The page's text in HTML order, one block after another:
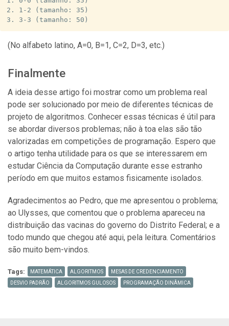
2. 1-2 (tamanho: 35)
3. 3-3 (tamanho: 50)
(No alfabeto latino, A=0, B=1, C=2, D=3, etc.)
Finalmente
A ideia desse artigo foi mostrar como um problema real
pode ser solucionado por meio de diferentes técnicas de
projeto de algoritmos. Conhecer essas técnicas é útil para
se abordar diversos problemas; não à toa elas são tão
valorizadas em competições de programação. Espero que
o artigo tenha utilidade para os que se interessarem em
estudar Ciência da Computação durante esse estranho
período em que muitos estamos fisicamente isolados.
Agradecimentos ao Pedro, que me apresentou o problema;
ao Ulysses, que comentou que o problema apareceu na
distribuição das vacinas do governo do Distrito Federal; e a
todo mundo que chegou até aqui, pela leitura. Comentários
são muito bem-vindos.
Tags: MATEMÁTICA ALGORITMOS
MESAS DE CREDENCIAMENTO
DESVIO PADRÃO
ALGORITMOS GULOSOS PROGRAMAÇÃO DINÂMICA